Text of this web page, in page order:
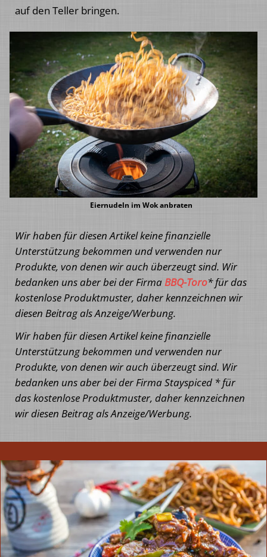
auf den Teller bringen.
Eiernudeln im Wok anbraten
Wir haben für diesen Artikel keine finanzielle
Unterstützung bekommen und verwenden nur
Produkte, von denen wir auch überzeugt sind. Wir
bedanken uns aber bei der FirmaBBQ-Toro* für das
kostenlose Produktmuster, daher kennzeichnen wir
diesen Beitrag als Anzeige/Werbung.
Wir haben für diesen Artikel keine finanzielle
Unterstützung bekommen und verwenden nur
Produkte, von denen wir auch überzeugt sind. Wir
bedanken uns aber bei der Firma Stayspiced * für
das kostenlose Produktmuster, daher kennzeichnen
wir diesen Beitrag als Anzeige/Werbung.